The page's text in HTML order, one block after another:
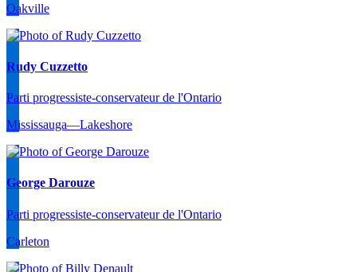
Oakville
Rudy Cuzzetto
Parti progressiste-conservateur de l'Ontario
Mississauga—Lakeshore
George Darouze
Parti progressiste-conservateur de l'Ontario
Carleton